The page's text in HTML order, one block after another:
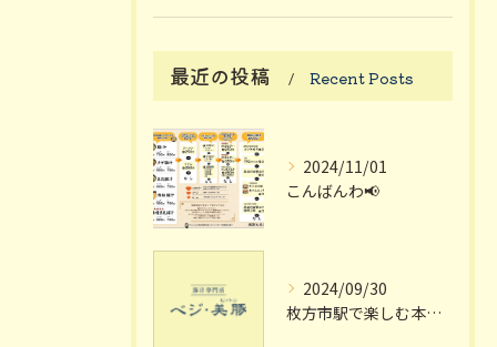
最近の投稿 Recent Posts
2024/11/01
こんばんわ📢
2024/09/30
枚方市駅で楽しむ本格豚汁の魅力